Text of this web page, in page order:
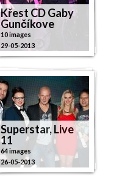
Křest CD Gaby
Gunčíkove
10 images
29-05-2013
Superstar, Live
11
64 images
26-05-2013